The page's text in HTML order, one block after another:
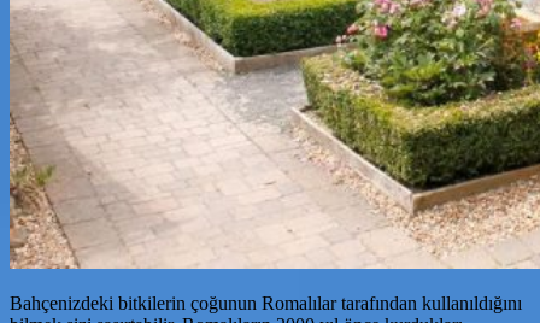
Bahçenizdeki bitkilerin çoğunun Romalılar tarafından kullanıldığını